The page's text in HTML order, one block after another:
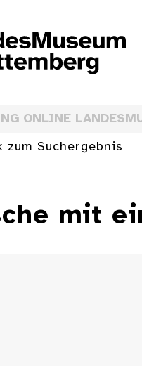
ONLINE
zum Suchergebnis
mit